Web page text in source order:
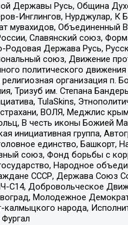
Державы Русь, Община
Инглингов, Нурджулар, К
мувахидов, Объединенный
Славянский союз,
Держава Русь,
союз, Движение
политического
организация п.
Тризуб им. Степана
TulaSkins,
ВОЛЯ, Меджлис
В честь иконы Божией
группа,
единство,
союз, Фонд борьбы с
Народное
СССР, Держава Союз
Добровольческое
Молодежное
народа,